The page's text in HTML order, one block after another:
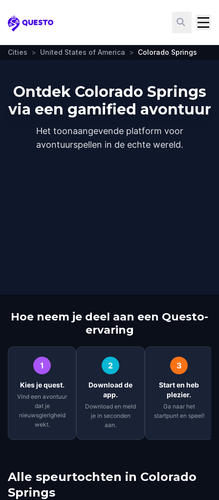
Questo
Cities > United States of America > Colorado Springs
Ontdek Colorado Springs
via een gamified avontuur
Het toonaangevende platform voor
avontuurspellen in de echte wereld.
Hoe neem je deel aan een Questo-
ervaring
1
Kies je quest.
Vind een avontuur
dat je
nieuwsgierigheid
wekt.
2
Download de
app.
Download en meld
je in seconden
aan.
3
Start en heb
plezier.
Ga naar het
startpunt en speel!
Alle speurtochten in Colorado
Springs